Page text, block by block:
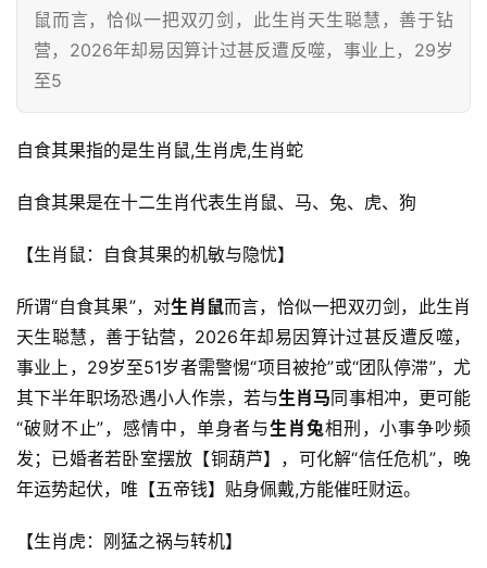
鼠而言，恰似一把双刃剑，此生肖天生聪慧，善于钻
营，2026年却易因算计过甚反遭反噬，事业上，29岁
至5
自食其果指的是生肖鼠,生肖虎,生肖蛇
自食其果是在十二生肖代表生肖鼠、马、兔、虎、狗
【生肖鼠：自食其果的机敏与隐忧】
所谓“自食其果”，对生肖鼠而言，恰似一把双刃剑，此生肖
天生聪慧，善于钻营，2026年却易因算计过甚反遭反噬，
事业上，29岁至51岁者需警惕“项目被抢”或“团队停滞”，尤
其下半年职场恐遇小人作祟，若与生肖马同事相冲，更可能
“破财不止”，感情中，单身者与生肖兔相刑，小事争吵频
发；已婚者若卧室摆放【铜葫芦】，可化解“信任危机”，晚
年运势起伏，唯【五帝钱】贴身佩戴,方能催旺财运。
【生肖虎：刚猛之祸与转机】